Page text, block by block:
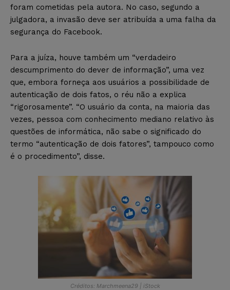
foram cometidas pela autora. No caso, segundo a
julgadora, a invasão deve ser atribuída a uma falha da
segurança do Facebook.
Para a juíza, houve também um “verdadeiro
descumprimento do dever de informação”, uma vez
que, embora forneça aos usuários a possibilidade de
autenticação de dois fatos, o réu não a explica
“rigorosamente”. “O usuário da conta, na maioria das
vezes, pessoa com conhecimento mediano relativo às
questões de informática, não sabe o significado do
termo “autenticação de dois fatores”, tampouco como
é o procedimento”, disse.
Créditos: Marchmeena29 | iStock